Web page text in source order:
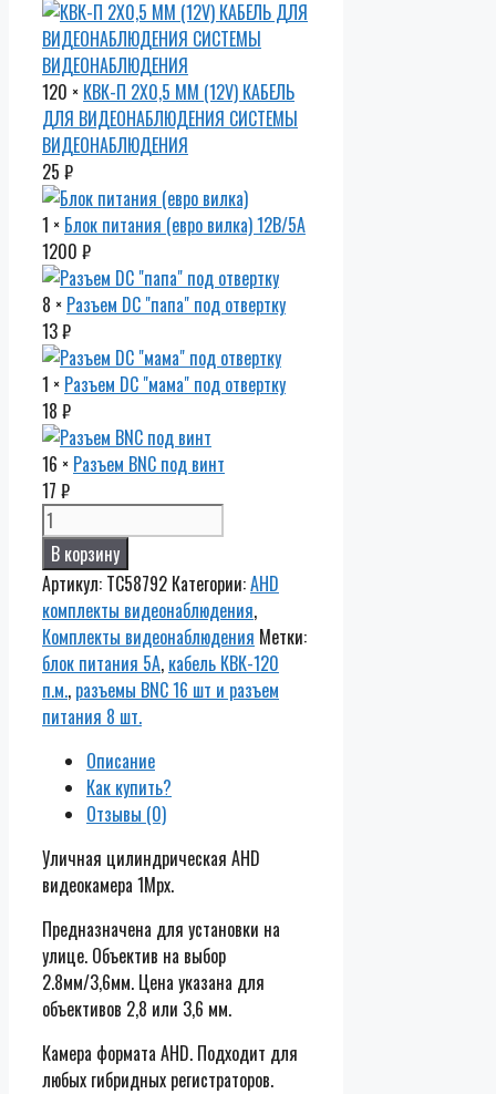
120 × КВК-П 2Х0,5 ММ (12V) КАБЕЛЬ
ДЛЯ ВИДЕОНАБЛЮДЕНИЯ CИСТЕМЫ
ВИДЕОНАБЛЮДЕНИЯ
25 ₽
1 × Блок питания (евро вилка) 12В/5А
1200 ₽
8 × Разъем DC "папа" под отвертку
13₽
1 × Разъем DC "мама" под отвертку
18 ₽
16 × Разъем BNC под винт
17 ₽
Количество
Комплект
AHD
видеонаблюдения
из
8
уличных
всепогодных
AHD
камер
видеорегистратор,
кабель
КВК-120
п.м.,
блок
питания
5А,
разъемы
BNC
16
В корзину
Артикул: TC58792 Категории:AHD
комплекты видеонаблюдения,
Комплекты видеонаблюдения Метки:
блок питания 5А, кабель КВК-120
п.м., разъемы BNC 16 шт и разъем
питания 8 шт.
Описание
Как купить?
Отзывы (0)
Уличная цилиндрическая AHD
видеокамера 1Mpx.
Предназначена для установки на
улице. Объектив на выбор
2.8мм/3,6мм. Цена указана для
объективов 2,8 или 3,6 мм.
Камера формата AHD. Подходит для
любых гибридных регистраторов.